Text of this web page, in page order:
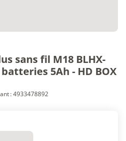
sans fil M18 BLHX-
batteries 5Ah - HD BOX
: 4933478892